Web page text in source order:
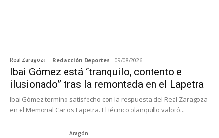
Real Zaragoza Redacción Deportes - 09/08/2026
Ibai Gómez está “tranquilo, contento e
ilusionado” tras la remontada en el Lapetra
Ibai Gómez terminó satisfecho con la respuesta del Real Zaragoza
en el Memorial Carlos Lapetra. El técnico blanquillo valoró...
Aragón